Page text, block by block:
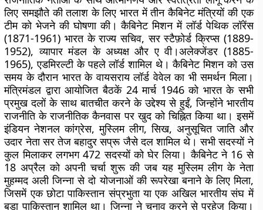
लिए समझौते की तलाश के लिए भारत में तीन कैबिनेट मंत्रियों की एक
टीम को भेजने की घोषणा की। कैबिनेट मिशन में लॉर्ड पेथिक लॉरेंस
(1871-1961) भारत के राज्य सचिव, सर स्टैफ़ोर्ड क्रिप्स (1889-
1952), व्यापार मंडल के अध्यक्ष और ए वी।अलेक्जेंडर (1885-
1965), एडमिरल्टी के पहले लॉर्ड शामिल थे। कैबिनेट मिशन को उस
समय के दौरान भारत के वायसराय लॉर्ड वेवेल का भी समर्थन मिला।
मंत्रिमंडल द्वारा आयोजित बैठकें 24 मार्च 1946 को भारत के सभी
प्रमुख दलों के साथ बातचीत करने के उद्देश्य से हुईं, जिन्होंने भारतीय
राजनीति के राजनीतिक कैनवास पर खुद को चिह्नित किया था। इसमें
इंडियन नेशनल कांग्रेस, मुस्लिम लीग, सिख, अनुसूचित जाति और
उदार नेता सर तेज बहादुर सप्रू जैसे दल शामिल थे। सभी सदस्यों ने
कुल मिलाकर लगभग 472 सदस्यों को घेर लिया। कैबिनेट ने 16 से
18 अप्रैल को अपनी चर्चा शुरू की जब यह मुस्लिम लीग के नेता
मुहम्मद अली जिन्ना से दो योजनाओं की रूपरेखा बनाने के लिए मिला,
जिसमें एक छोटा पाकिस्तान संप्रभुता या एक अखिल भारतीय संघ में
बड़ा पाकिस्तान शामिल था। जिन्ना ने चुनाव करने से परहेज किया।